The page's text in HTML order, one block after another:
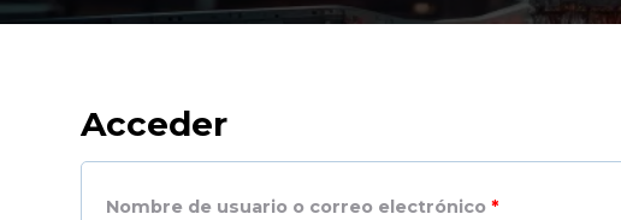
Acceder
Nombre de usuario o correo electrónico*O